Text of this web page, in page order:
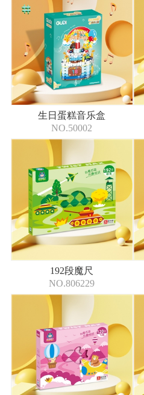
生日蛋糕音乐盒
NO.50002
192段魔尺
NO.806229